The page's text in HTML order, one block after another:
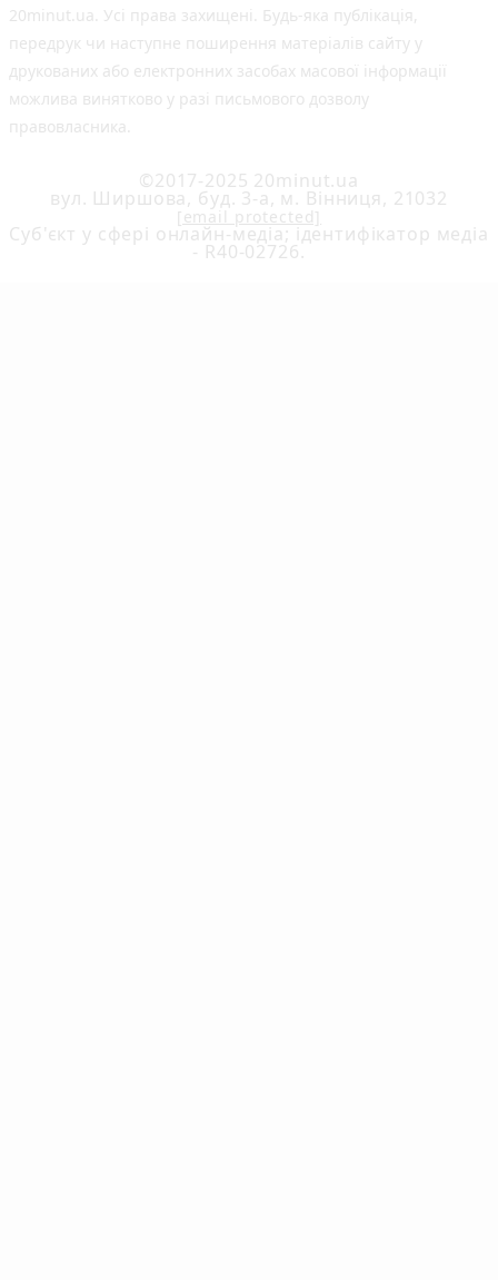
20minut.ua. Усі права захищені. Будь-яка публiкацiя,
передрук чи наступне поширення матеріалів сайту у
друкованих або електронних засобах масової інформації
можлива винятково у разі письмового дозволу
правовласника.
©2017-2025 20minut.ua
вул. Ширшова, буд. 3-а, м. Вінниця, 21032
[email protected]
Cуб'єкт у сфері онлайн-медіа; ідентифікатор медіа
- R40-02726.